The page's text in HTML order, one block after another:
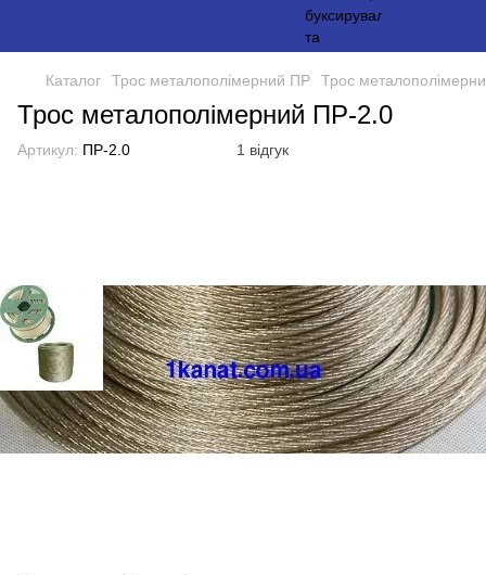
Каталог Трос металополімерний ПР Трос
Трос металополімерний ПР-2.0
Артикул: ПР-2.0 1 відгук